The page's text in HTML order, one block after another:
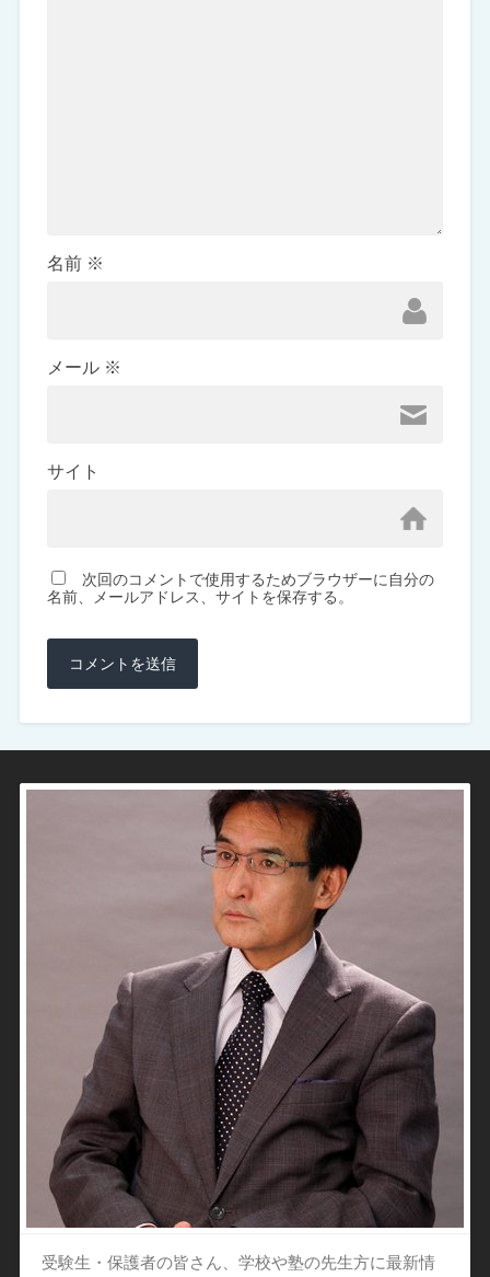
名前 ※
メール ※
サイト
次回のコメントで使用するためブラウザーに自分の
名前、メールアドレス、サイトを保存する。
受験生・保護者の皆さん、学校や塾の先生方に最新情